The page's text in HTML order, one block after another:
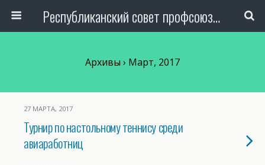
Республиканский совет профсоюза авиаработников Узбекистана
Архивы › Март, 2017
27 МАРТА, 2017
Турнир по настольному теннису среди
авиаработниц